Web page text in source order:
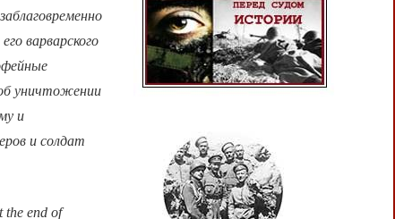
варварского
уничтожении
и
и солдат
the end of